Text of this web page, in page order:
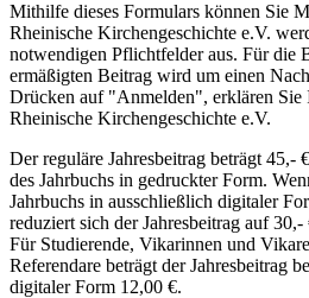
Mithilfe dieses Formulars können Sie
Rheinische Kirchengeschichte e.V.
notwendigen Pflichtfelder aus. Für die
ermäßigten Beitrag wird um einen
Drücken auf "Anmelden", erklären
Rheinische Kirchengeschichte e.V.
Der reguläre Jahresbeitrag beträgt 45,-
des Jahrbuchs in gedruckter Form.
Jahrbuchs in ausschließlich digitaler
reduziert sich der Jahresbeitrag auf 30,-
Für Studierende, Vikarinnen und
Referendare beträgt der Jahresbeitrag
digitaler Form 12,00 €.